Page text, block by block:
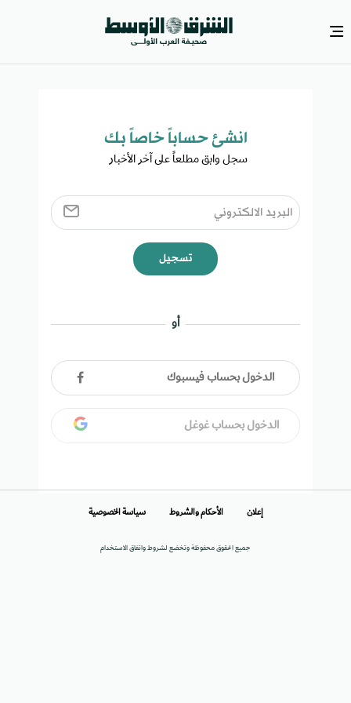
انشئ حساباً خاصاً بك​
سجل وابق مطلعاً على آخر الأخبار ​
تسجيل
أو
الدخول بحساب فيسبوك
الدخول بحساب غوغل
جميع الحقوق محفوظة وتخضع لشروط واتفاق الاستخدام
إعلان الأحكام والشروط سياسة الخصوصية